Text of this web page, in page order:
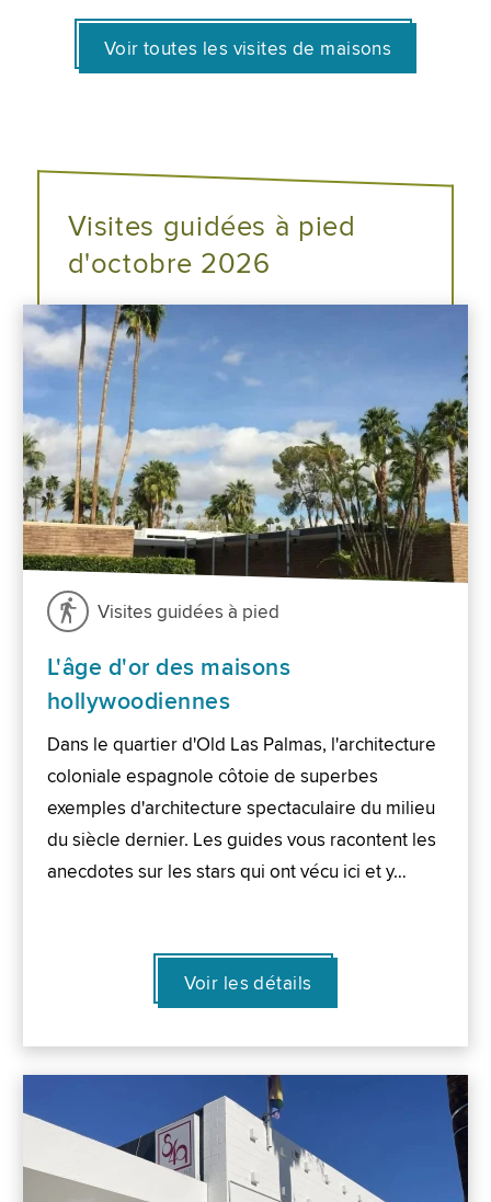
Voir toutes les visites de maisons
Visites guidées à pied
d'octobre 2026
Visites guidées à pied
L'âge d'or des maisons
hollywoodiennes
Dans le quartier d'Old Las Palmas, l'architecture
coloniale espagnole côtoie de superbes
exemples d'architecture spectaculaire du milieu
du siècle dernier. Les guides vous racontent les
anecdotes sur les stars qui ont vécu ici et y…
Voir les détails